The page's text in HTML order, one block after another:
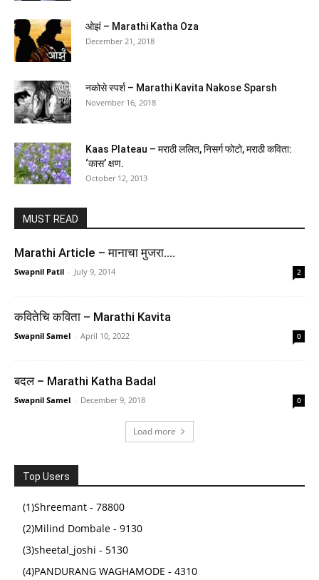
Mandala Art: Colouring books for Adults with tear
out sheets
Medium | 1st Edition, 2025 | Useful For SSC CGL
and CHSL (Tier 1 & 2) | CPO | MTS | Steno | Selection
(as of February 25, 2026 03:21 GMT +05:30 -
ओझं – Marathi Katha Oza
December 21, 2018
नकोसे स्पर्श – Marathi Kavita Nakose Sparsh
November 16, 2018
Kaas Plateau – मराठी ललित, निसर्ग फोटो, मराठी कविता:
‘कास’ क्षण.
October 12, 2013
MUST READ
Marathi Article – मानाचा मुजरा….
Swapnil Patil - July 9, 2014 2
कवितेचि कविता – Marathi Kavita
Swapnil Samel - April 10, 2022 0
बदल – Marathi Katha Badal
Swapnil Samel - December 9, 2018 0
Load more
Top Users
(1)Shreemant - 78800
(2)Milind Dombale - 9130
(3)sheetal_joshi - 5130
(4)PANDURANG WAGHAMODE - 4310